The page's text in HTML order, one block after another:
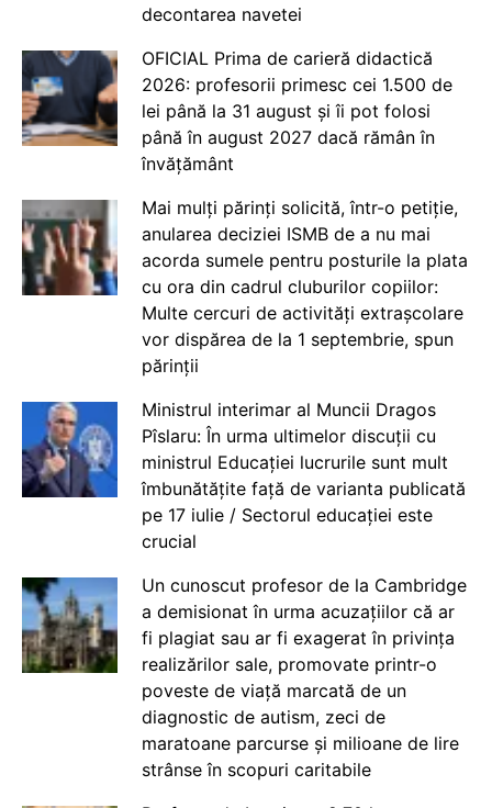
decontarea navetei
OFICIAL Prima de carieră didactică
2026: profesorii primesc cei 1.500 de
lei până la 31 august și îi pot folosi
până în august 2027 dacă rămân în
învățământ
Mai mulți părinți solicită, într-o petiție,
anularea deciziei ISMB de a nu mai
acorda sumele pentru posturile la plata
cu ora din cadrul cluburilor copiilor:
Multe cercuri de activități extrașcolare
vor dispărea de la 1 septembrie, spun
părinții
Ministrul interimar al Muncii Dragos
Pîslaru: În urma ultimelor discuții cu
ministrul Educației lucrurile sunt mult
îmbunătățite față de varianta publicată
pe 17 iulie / Sectorul educației este
crucial
Un cunoscut profesor de la Cambridge
a demisionat în urma acuzațiilor că ar
fi plagiat sau ar fi exagerat în privința
realizărilor sale, promovate printr-o
poveste de viață marcată de un
diagnostic de autism, zeci de
maratoane parcurse și milioane de lire
strânse în scopuri caritabile